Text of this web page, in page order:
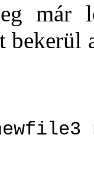
már
bekerül